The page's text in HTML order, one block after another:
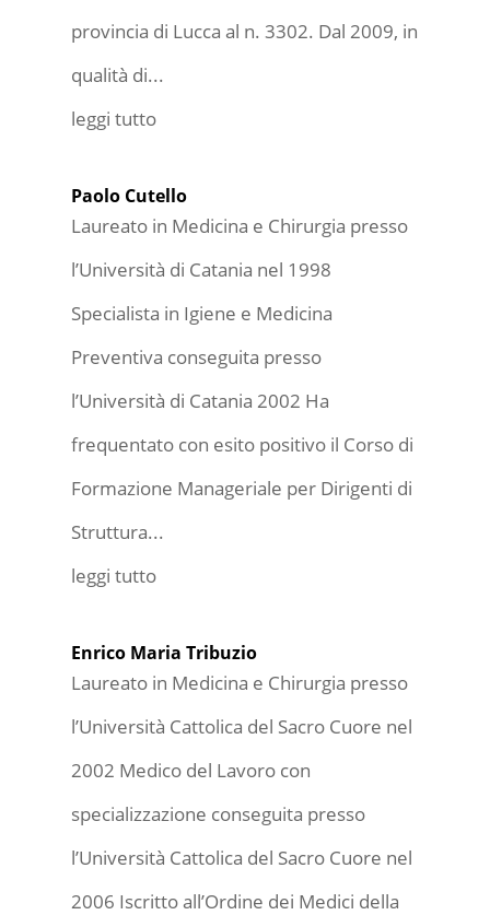
provincia di Lucca al n. 3302. Dal 2009, in
qualità di...
leggi tutto
Paolo Cutello
Laureato in Medicina e Chirurgia presso
l’Università di Catania nel 1998
Specialista in Igiene e Medicina
Preventiva conseguita presso
l’Università di Catania 2002 Ha
frequentato con esito positivo il Corso di
Formazione Manageriale per Dirigenti di
Struttura...
leggi tutto
Enrico Maria Tribuzio
Laureato in Medicina e Chirurgia presso
l’Università Cattolica del Sacro Cuore nel
2002 Medico del Lavoro con
specializzazione conseguita presso
l’Università Cattolica del Sacro Cuore nel
2006 Iscritto all’Ordine dei Medici della